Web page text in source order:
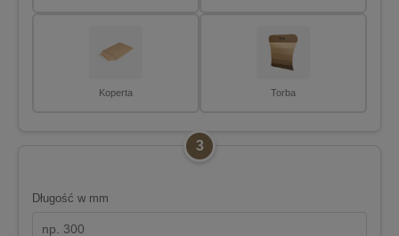
Koperta Torba
3
Długość w mm